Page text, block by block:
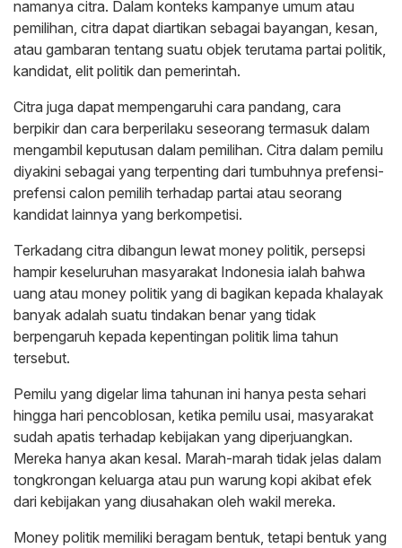
namanya citra. Dalam konteks kampanye umum atau
pemilihan, citra dapat diartikan sebagai bayangan, kesan,
atau gambaran tentang suatu objek terutama partai politik,
kandidat, elit politik dan pemerintah.
Citra juga dapat mempengaruhi cara pandang, cara
berpikir dan cara berperilaku seseorang termasuk dalam
mengambil keputusan dalam pemilihan. Citra dalam pemilu
diyakini sebagai yang terpenting dari tumbuhnya prefensi-
prefensi calon pemilih terhadap partai atau seorang
kandidat lainnya yang berkompetisi.
Terkadang citra dibangun lewat money politik, persepsi
hampir keseluruhan masyarakat Indonesia ialah bahwa
uang atau money politik yang di bagikan kepada khalayak
banyak adalah suatu tindakan benar yang tidak
berpengaruh kepada kepentingan politik lima tahun
tersebut.
Pemilu yang digelar lima tahunan ini hanya pesta sehari
hingga hari pencoblosan, ketika pemilu usai, masyarakat
sudah apatis terhadap kebijakan yang diperjuangkan.
Mereka hanya akan kesal. Marah-marah tidak jelas dalam
tongkrongan keluarga atau pun warung kopi akibat efek
dari kebijakan yang diusahakan oleh wakil mereka.
Money politik memiliki beragam bentuk, tetapi bentuk yang